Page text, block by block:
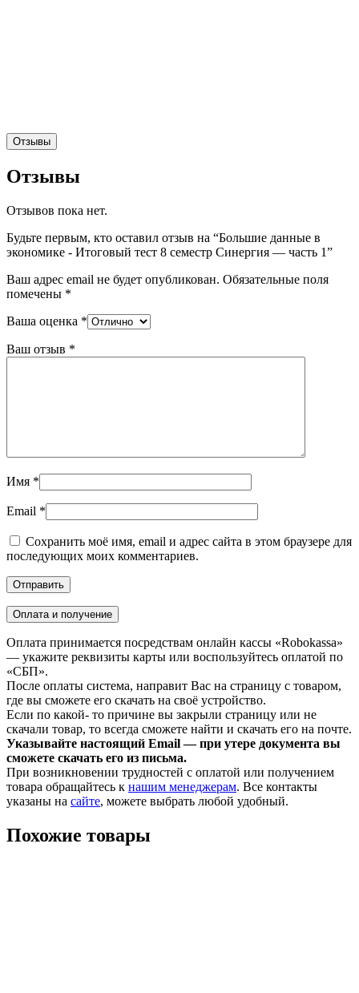
Отзывы
Отзывы
Отзывов пока нет.
Будьте первым, кто оставил отзыв на “Большие данные в
экономике - Итоговый тест 8 семестр Синергия — часть 1”
Ваш адрес email не будет опубликован. Обязательные поля
помечены *
Ваша оценка *
Ваш отзыв *
Имя *
Email *
Сохранить моё имя, email и адрес сайта в этом браузере для
последующих моих комментариев.
Оплата и получение
Оплата принимается посредствам онлайн кассы «Robokassa»
— укажите реквизиты карты или воспользуйтесь оплатой по
«СБП».
После оплаты система, направит Вас на страницу с товаром,
где вы сможете его скачать на своё устройство.
Если по какой- то причине вы закрыли страницу или не
скачали товар, то всегда сможете найти и скачать его на почте.
Указывайте настоящий Email — при утере документа вы
сможете скачать его из письма.
При возникновении трудностей с оплатой или получением
товара обращайтесь к нашим менеджерам. Все контакты
указаны на сайте, можете выбрать любой удобный.
Похожие товары